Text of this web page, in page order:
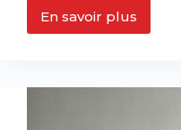
En savoir plus
Alina